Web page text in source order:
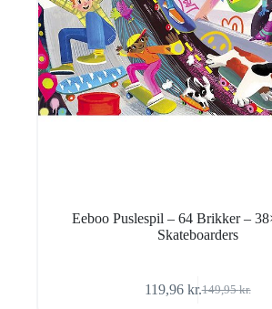
Eeboo Puslespil – 64 Brikker –
Skateboarders
149,95kr.
Den
119,96 kr.Den